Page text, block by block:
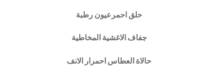
حلق احمرعيون رطبة
جفاف الاغشية المخاطية
حالاة العطاس احمرار الانف